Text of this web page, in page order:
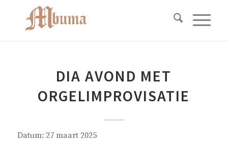
DIA AVOND MET
ORGELIMPROVISATIE
Datum: 27 maart 2025